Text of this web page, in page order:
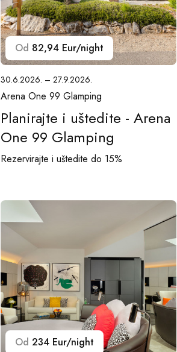
Od 82,94 Eur/night
30.6.2026. – 27.9.2026.
Arena One 99 Glamping
Planirajte i uštedite - Arena
One 99 Glamping
Rezervirajte i uštedite do 15%
Od 234 Eur/night